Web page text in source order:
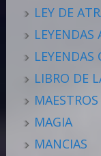
LEY DE
LEYENDAS
LEYENDAS
LIBRO DE
MAGIA
MANCIAS